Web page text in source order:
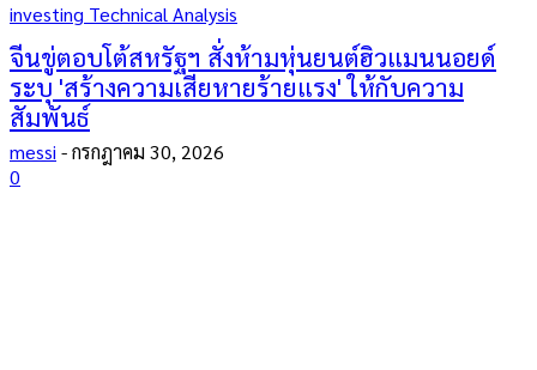
investing Technical Analysis
จีนขู่ตอบโต้สหรัฐฯ สั่งห้ามหุ่นยนต์ฮิวแมนนอยด์
ระบุ 'สร้างความเสียหายร้ายแรง' ให้กับความ
สัมพันธ์
messi -กรกฎาคม 30, 2026
0